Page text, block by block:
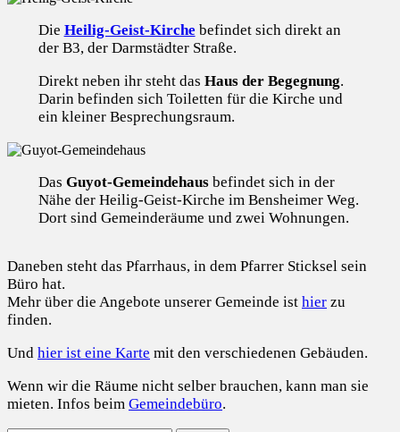
Die Heilig-Geist-Kirche befindet sich direkt an
der B3, der Darmstädter Straße.
Direkt neben ihr steht das Haus der Begegnung.
Darin befinden sich Toiletten für die Kirche und
ein kleiner Besprechungsraum.
Das Guyot-Gemeindehausbefindet sich in der
Nähe der Heilig-Geist-Kirche im Bensheimer Weg.
Dort sind Gemeinderäume und zwei Wohnungen.
Daneben steht das Pfarrhaus, in dem Pfarrer Sticksel sein
Büro hat.
Mehr über die Angebote unserer Gemeinde ist hier zu
finden.
Und hier ist eine Karte mit den verschiedenen Gebäuden.
Wenn wir die Räume nicht selber brauchen, kann man sie
mieten. Infos beim Gemeindebüro.